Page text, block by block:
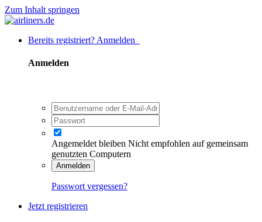
Zum Inhalt springen
Bereits registriert? Anmelden
Anmelden
Angemeldet bleiben Nicht empfohlen auf gemeinsam
genutzten Computern
Anmelden
Passwort vergessen?
Jetzt registrieren